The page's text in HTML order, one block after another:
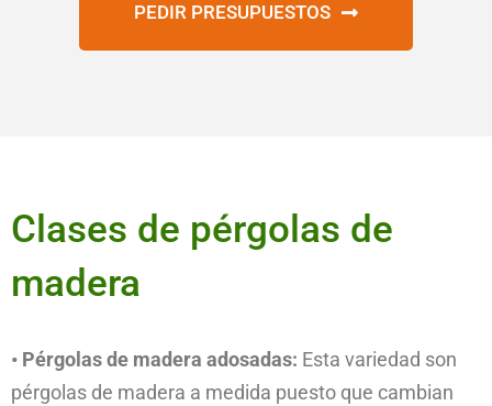
PEDIR PRESUPUESTOS
Clases de pérgolas de
madera
• Pérgolas de madera adosadas: Esta variedad son
pérgolas de madera a medida puesto que cambian